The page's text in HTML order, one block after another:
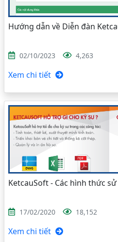
Hướng dẫn về Diễn đàn
02/10/2023 4,263
Xem chi tiết
KetcauSoft - Các hình thức
17/02/2020 18,152
Xem chi tiết